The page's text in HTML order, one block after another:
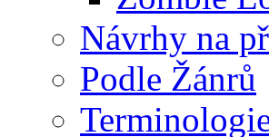
Návrhy na
Podle Žánrů